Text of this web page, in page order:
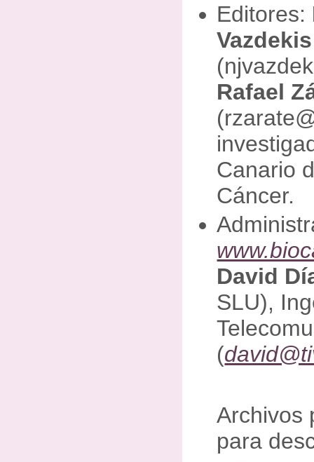
Editores:
Vazdekis
Rafael
Canario
Cáncer.
David
SLU),
(
Archivos
para